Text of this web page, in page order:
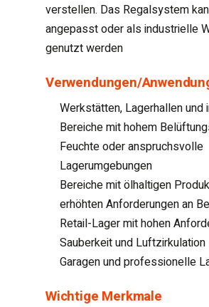
verstellen. Das Regalsystem
angepasst oder als industrielle
genutzt werden
Verwendungen/
Werkstätten, Lagerhallen und
Bereiche mit hohem
Feuchte oder anspruchsvolle
Lagerumgebungen
Bereiche mit ölhaltigen
erhöhten Anforderungen an
Retail-Lager mit hohen
Sauberkeit und Luftzirkulation
Garagen und professionelle
Wichtige Merkmale